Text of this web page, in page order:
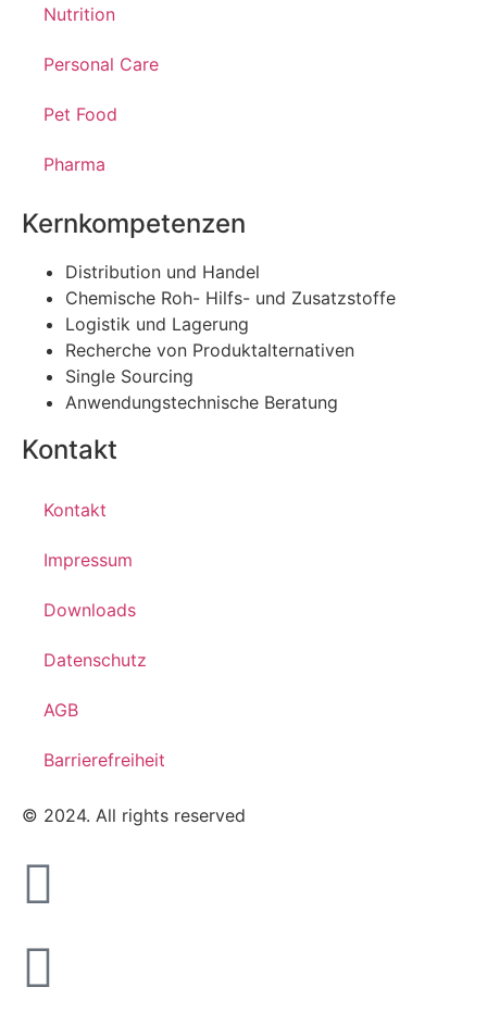
Nutrition
Personal Care
Pet Food
Pharma
Kernkompetenzen
Distribution und Handel
Chemische Roh- Hilfs- und Zusatzstoffe
Logistik und Lagerung
Recherche von Produktalternativen
Single Sourcing
Anwendungstechnische Beratung
Kontakt
Kontakt
Impressum
Downloads
Datenschutz
AGB
Barrierefreiheit
© 2024. All rights reserved